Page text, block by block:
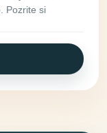
Pozrite si